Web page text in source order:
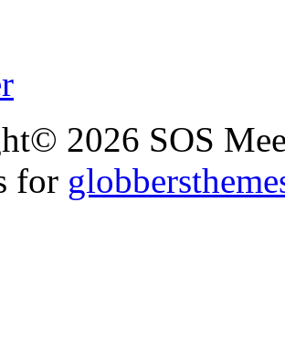
2026 SOS
for